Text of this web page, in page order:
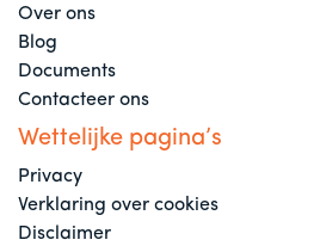
Over ons
Blog
Documents
Contacteer ons
Wettelijke pagina’s
Privacy
Verklaring over cookies
Disclaimer